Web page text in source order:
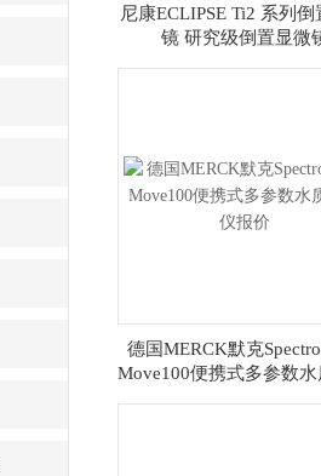
尼康ECLIPSE Ti2 系列
镜 研究级倒置显微
德国MERCK默克
Move100便携式多参数